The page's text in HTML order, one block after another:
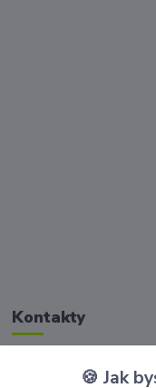
Kontakty
Zákaznická
🍪 Jak